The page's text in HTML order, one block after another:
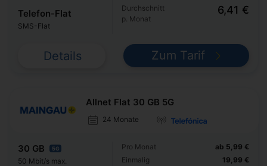
Telefon-Flat
SMS-Flat
Durchschnitt
p. Monat
6,41 €
Details Zum Tarif
Allnet Flat 30 GB 5G
24 Monate
30 GB 5G
50 Mbit/s max.
Pro Monat
Einmalig
ab 5,99 €
19,99 €